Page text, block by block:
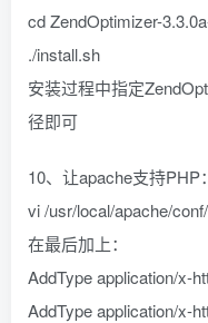
cd ZendOptimizer-
./install.sh
安装过程中指定
径即可
10、让apache支持PHP：
vi /usr/local/apache/
在最后加上：
AddType application/x-
AddType application/x-